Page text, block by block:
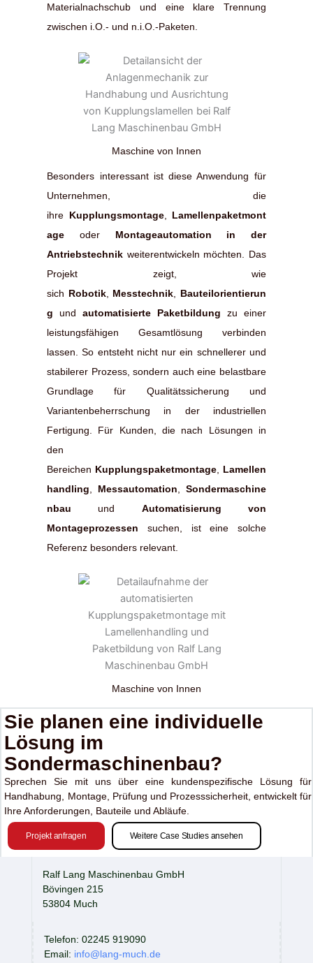
Materialnachschub und eine klare Trennung
zwischen i.O.- und n.i.O.-Paketen.
Maschine von Innen
Besonders interessant ist diese Anwendung für
Unternehmen, die
ihre Kupplungsmontage, Lamellenpaketmont
age oder Montageautomation in der
Antriebstechnik weiterentwickeln möchten. Das
Projekt zeigt, wie
sich Robotik, Messtechnik, Bauteilorientierun
g undautomatisierte Paketbildung zu einer
leistungsfähigen Gesamtlösung verbinden
lassen. So entsteht nicht nur ein schnellerer und
stabilerer Prozess, sondern auch eine belastbare
Grundlage für Qualitätssicherung und
Variantenbeherrschung in der industriellen
Fertigung. Für Kunden, die nach Lösungen in
den
Bereichen Kupplungspaketmontage, Lamellen
handling, Messautomation, Sondermaschine
nbau und Automatisierung von
Montageprozessen suchen, ist eine solche
Referenz besonders relevant.
Maschine von Innen
Sie planen eine individuelle
Lösung im
Sondermaschinenbau?
Sprechen Sie mit uns über eine kundenspezifische Lösung für
Handhabung, Montage, Prüfung und Prozesssicherheit, entwickelt für
Ihre Anforderungen, Bauteile und Abläufe.
Projekt anfragen Weitere Case Studies ansehen
Ralf Lang Maschinenbau GmbH
Bövingen 215
53804 Much
Telefon: 02245 919090
Email: info@lang-much.de